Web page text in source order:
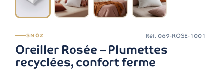
SNÖZ Réf. 069-ROSE-1001
Oreiller Rosée – Plumettes
recyclées, confort ferme